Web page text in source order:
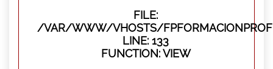
FILE:
/VAR/WWW/VHOSTS/
LINE: 133
FUNCTION: VIEW